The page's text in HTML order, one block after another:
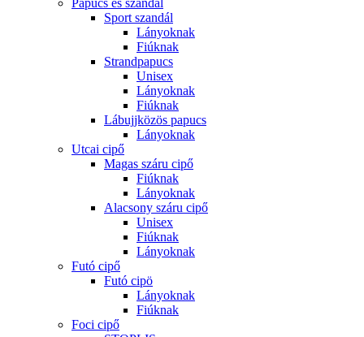
Papucs és szandál
Sport szandál
Lányoknak
Fiúknak
Strandpapucs
Unisex
Lányoknak
Fiúknak
Lábujjközös papucs
Lányoknak
Utcai cipő
Magas száru cipő
Fiúknak
Lányoknak
Alacsony száru cipő
Unisex
Fiúknak
Lányoknak
Futó cipő
Futó cipö
Lányoknak
Fiúknak
Foci cipő